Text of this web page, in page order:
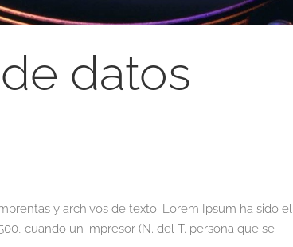
datos
y archivos de texto. Lorem Ipsum ha sido el
cuando un impresor (N. del T. persona que se